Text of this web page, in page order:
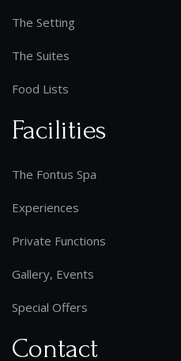
The Setting
The Suites
Food Lists
Facilities
The Fontus Spa
Experiences
Private Functions
Gallery, Events
Special Offers
Contact